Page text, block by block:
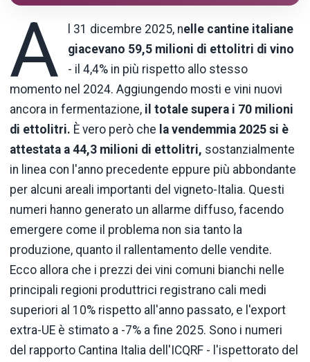
A l 31 dicembre 2025, nelle cantine italiane
giacevano 59,5 milioni di ettolitri di vino
- il 4,4% in più rispetto allo stesso
momento nel 2024. Aggiungendo mosti e vini nuovi
ancora in fermentazione, il totale supera i 70 milioni
di ettolitri. È vero però che la vendemmia 2025 si è
attestata a 44,3 milioni di ettolitri, sostanzialmente
in linea con l'anno precedente eppure più abbondante
per alcuni areali importanti del vigneto-Italia. Questi
numeri hanno generato un allarme diffuso, facendo
emergere come il problema non sia tanto la
produzione, quanto il rallentamento delle vendite.
Ecco allora che i prezzi dei vini comuni bianchi nelle
principali regioni produttrici registrano cali medi
superiori al 10% rispetto all'anno passato, e l'export
extra-UE è stimato a -7% a fine 2025. Sono i numeri
del rapporto Cantina Italia dell'ICQRF - l'ispettorato del